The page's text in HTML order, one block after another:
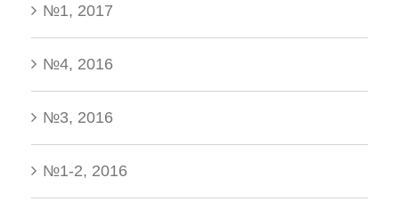
№1, 2017
№4, 2016
№3, 2016
№1-2, 2016